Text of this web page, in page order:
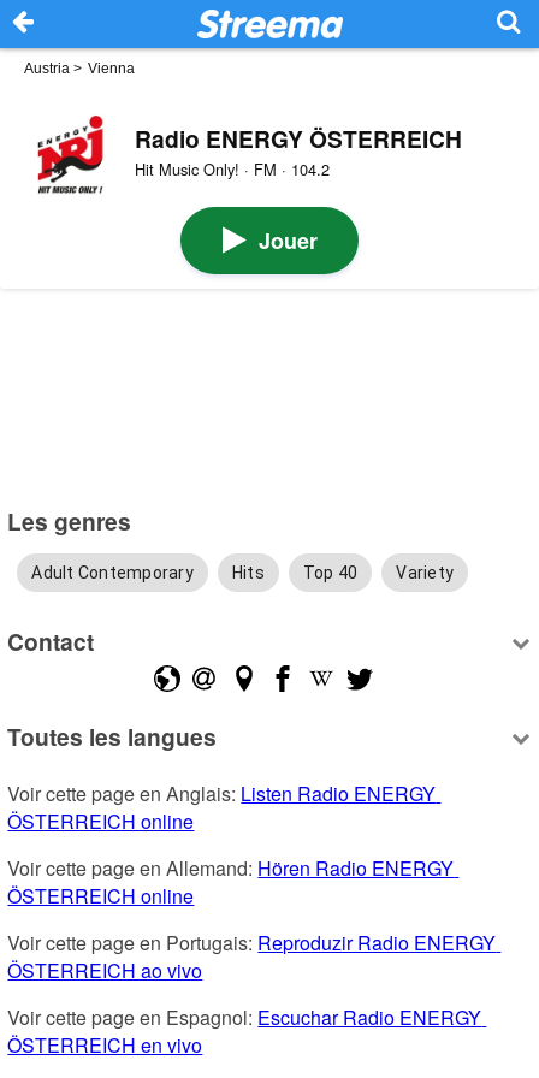
Austria > Vienna
Radio ENERGY ÖSTERREICH
Hit Music Only! · FM · 104.2
Jouer
Les genres
Adult Contemporary Hits Top 40 Variety
Contact
Toutes les langues
Voir cette page en Anglais: Listen Radio ENERGY
ÖSTERREICH online
Voir cette page en Allemand: Hören Radio ENERGY
ÖSTERREICH online
Voir cette page en Portugais: Reproduzir Radio ENERGY
ÖSTERREICH ao vivo
Voir cette page en Espagnol: Escuchar Radio ENERGY
ÖSTERREICH en vivo